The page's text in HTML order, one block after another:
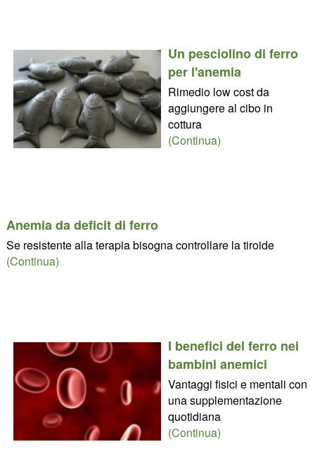
Un pesciolino di ferro
per l'anemia
Rimedio low cost da
aggiungere al cibo in
cottura
(Continua)
Anemia da deficit di ferro
Se resistente alla terapia bisogna controllare la tiroide
(Continua)
I benefici del ferro nei
bambini anemici
Vantaggi fisici e mentali con
una supplementazione
quotidiana
(Continua)